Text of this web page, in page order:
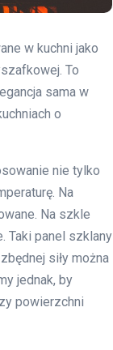
w kuchni jako
To
sama w
o
nie tylko
Na
Na szkle
Taki panel szklany
siły można
jednak, by
powierzchni